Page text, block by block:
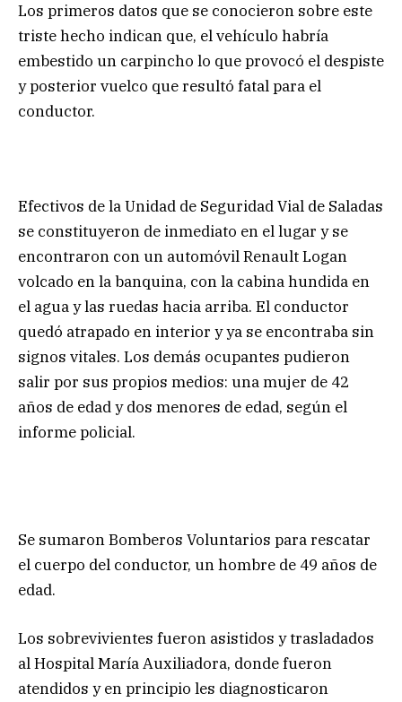
Los primeros datos que se conocieron sobre este
triste hecho indican que, el vehículo habría
embestido un carpincho lo que provocó el despiste
y posterior vuelco que resultó fatal para el
conductor.
Efectivos de la Unidad de Seguridad Vial de Saladas
se constituyeron de inmediato en el lugar y se
encontraron con un automóvil Renault Logan
volcado en la banquina, con la cabina hundida en
el agua y las ruedas hacia arriba. El conductor
quedó atrapado en interior y ya se encontraba sin
signos vitales. Los demás ocupantes pudieron
salir por sus propios medios: una mujer de 42
años de edad y dos menores de edad, según el
informe policial.
Se sumaron Bomberos Voluntarios para rescatar
el cuerpo del conductor, un hombre de 49 años de
edad.
Los sobrevivientes fueron asistidos y trasladados
al Hospital María Auxiliadora, donde fueron
atendidos y en principio les diagnosticaron